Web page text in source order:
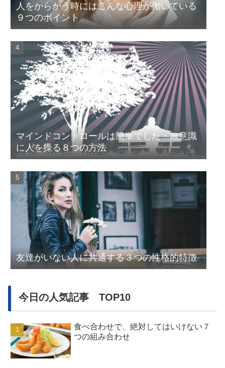
人をからかう時にはこんな心理が働いている
９つのポイント
マインドコントロールは簡単でした・無意識
に人を操る８つの方法
友達がいない人に共通する３つの性格的特徴
今日の人気記事 TOP10
食べ合わせで、絶対してはいけない７
つの組み合わせ